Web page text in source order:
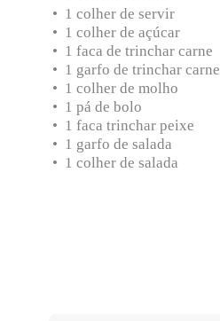
• 1 colher de servir
• 1 colher de açúcar
• 1 faca de trinchar carne
• 1 garfo de trinchar carne
• 1 colher de molho
• 1 pá de bolo
• 1 faca trinchar peixe
• 1 garfo de salada
• 1 colher de salada